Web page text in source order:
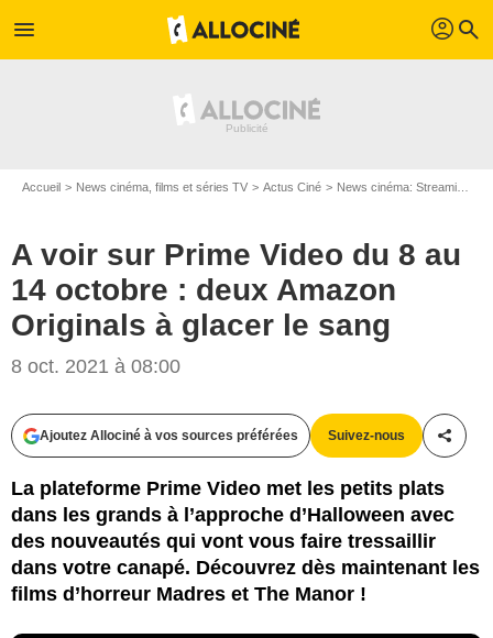
menu profil search
Accueil News cinéma, films et séries TV Actus Ciné News cinéma: Streaming
A voir sur Prime Video du 8 au
14 octobre : deux Amazon
Originals à glacer le sang
8 oct. 2021 à 08:00
Ajoutez Allociné à vos sources préférées Suivez-nous
La plateforme Prime Video met les petits plats
dans les grands à l’approche d’Halloween avec
des nouveautés qui vont vous faire tressaillir
dans votre canapé. Découvrez dès maintenant les
films d’horreur Madres et The Manor !